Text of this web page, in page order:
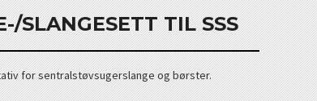
SLANGESETT TIL SSS
for sentralstøvsugerslange og børster.